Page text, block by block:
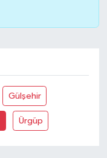
Gülşehir
Ürgüp